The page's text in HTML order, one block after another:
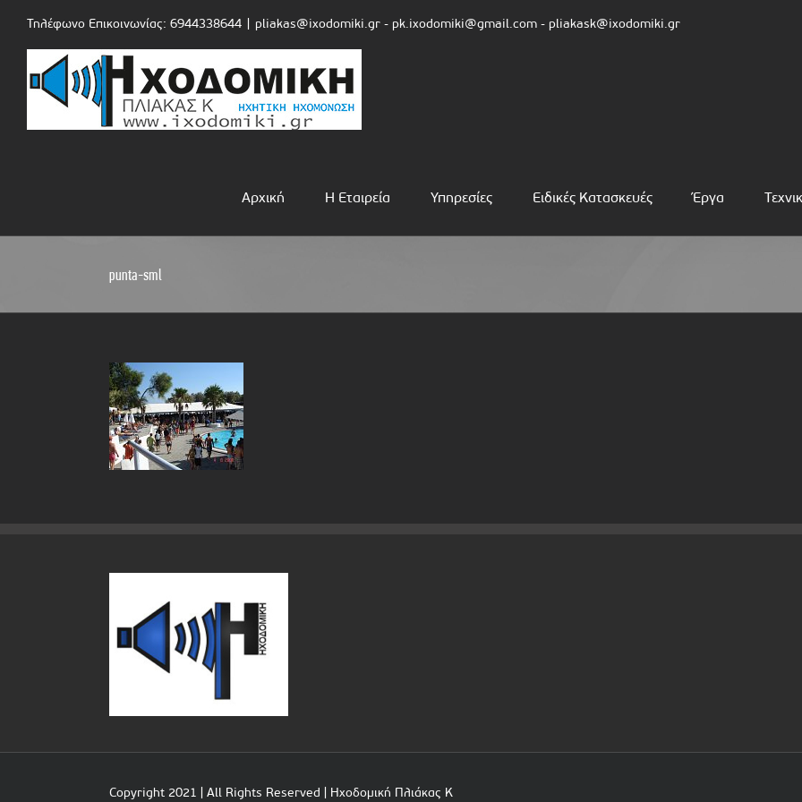
content
Τηλέφωνο Επικοινωνίας: 6944338644 pliakas@ixodomiki.gr - pk.ixodomiki@gmail.com - pliakask@ixodomiki.gr
Αρχική Η Εταιρεία Υπηρεσίες Ειδικές Κατασκευές Έργα
punta-sml
Copyright 2021 | All Rights Reserved | Ηχοδομική Πλιάκας Κ